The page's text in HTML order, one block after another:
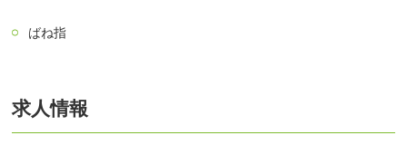
ばね指
求人情報